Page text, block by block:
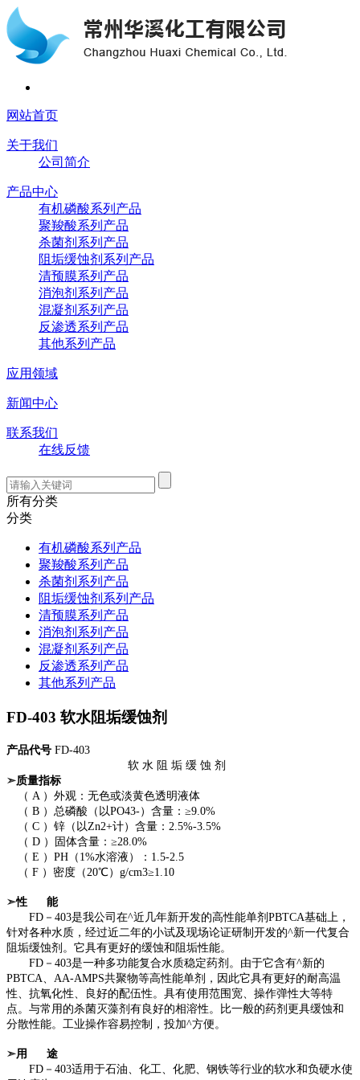
网站首页
关于我们
公司简介
产品中心
有机磷酸系列产品
聚羧酸系列产品
杀菌剂系列产品
阻垢缓蚀剂系列产品
清预膜系列产品
消泡剂系列产品
混凝剂系列产品
反渗透系列产品
其他系列产品
应用领域
新闻中心
联系我们
在线反馈
所有分类
分类
有机磷酸系列产品
聚羧酸系列产品
杀菌剂系列产品
阻垢缓蚀剂系列产品
清预膜系列产品
消泡剂系列产品
混凝剂系列产品
反渗透系列产品
其他系列产品
FD-403 软水阻垢缓蚀剂
产品代号 FD-403
软 水 阻 垢 缓 蚀 剂
➣质量指标
（ A ）外观：无色或淡黄色透明液体
（ B ）总磷酸（以PO43-）含量：≥9.0%
（ C ）锌（以Zn2+计）含量：2.5%-3.5%
（ D ）固体含量：≥28.0%
（ E ）PH（1%水溶液）：1.5-2.5
（ F ）密度（20℃）g/cm3≥1.10
➣性 能
FD－403是我公司在^近几年新开发的高性能单剂PBTCA基础上，
针对各种水质，经过近二年的小试及现场论证研制开发的^新一代复合
阻垢缓蚀剂。它具有更好的缓蚀和阻垢性能。
FD－403是一种多功能复合水质稳定药剂。由于它含有^新的
PBTCA、AA-AMPS共聚物等高性能单剂，因此它具有更好的耐高温
性、抗氧化性、良好的配伍性。具有使用范围宽、操作弹性大等特
点。与常用的杀菌灭藻剂有良好的相溶性。比一般的药剂更具缓蚀和
分散性能。工业操作容易控制，投加^方便。
➣用 途
FD－403适用于石油、化工、化肥、钢铁等行业的软水和负硬水使